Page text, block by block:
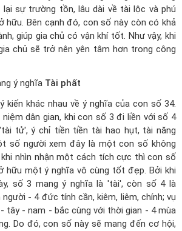
sự trường tồn, lâu dài về tài lộc và phú
hữu. Bên cạnh đó, con số này còn có khả
giúp gia chủ có vận khí tốt. Như vậy, khi
chủ sẽ trở nên yên tâm hơn trong công
ý nghĩa Tài phất
kiến khác nhau về ý nghĩa của con số 34.
dân gian, khi con số 3 đi liền với số 4
tử', ý chỉ tiền tiền tài hao hụt, tài năng
số người xem đây là một con số không
khi nhìn nhận một cách tích cực thì con số
hữu một ý nghĩa vô cùng tốt đẹp. Bởi khi
số 3 mang ý nghĩa là 'tài', còn số 4 là
- 4 đức tính cần, kiêm, liêm, chính; vụ
tây - nam - bắc cùng với thời gian - 4 mùa
Do đó, con số này sẽ mang đến cơ hội,